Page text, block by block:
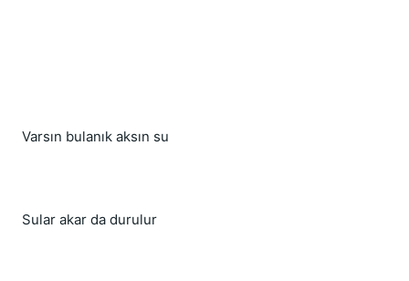
Varsın bulanık aksın su
Sular akar da durulur